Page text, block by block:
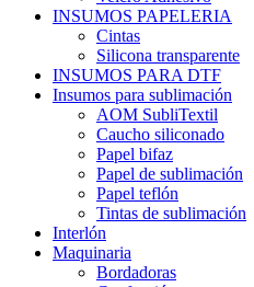
INSUMOS PAPELERIA
Cintas
Silicona transparente
INSUMOS PARA DTF
Insumos para sublimación
AOM SubliTextil
Caucho siliconado
Papel bifaz
Papel de sublimación
Papel teflón
Tintas de sublimación
Interlón
Maquinaria
Bordadoras